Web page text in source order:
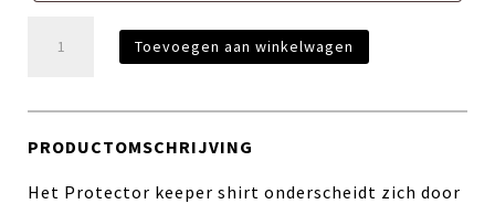
Keeper
-
Geel
Toevoegen aan winkelwagen
PRODUCTOMSCHRIJVING
Het Protector keeper shirt onderscheidt zich door